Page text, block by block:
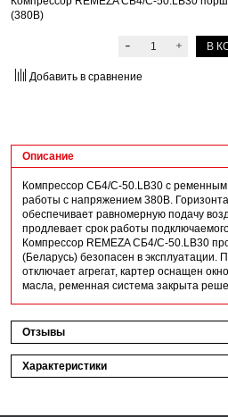
(380В)
В
Добавить в сравнение
Описание
Компрессор СБ4/С-50.LB30 с
работы с напряжением 380В.
обеспечивает равномерную подачу
продлевает срок работы
Компрессор REMEZA СБ4/С-50.LB30
(Беларусь) безопасен в эксплуатации.
отключает агрегат, картер оснащен
масла, ременная система закрыта
Отзывы
Характеристики